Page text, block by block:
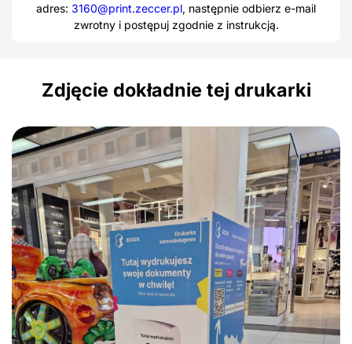
adres: 3160@print.zeccer.pl, następnie odbierz e-mail
zwrotny i postępuj zgodnie z instrukcją.
Zdjęcie dokładnie tej drukarki